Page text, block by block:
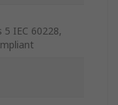
5 IEC 60228,